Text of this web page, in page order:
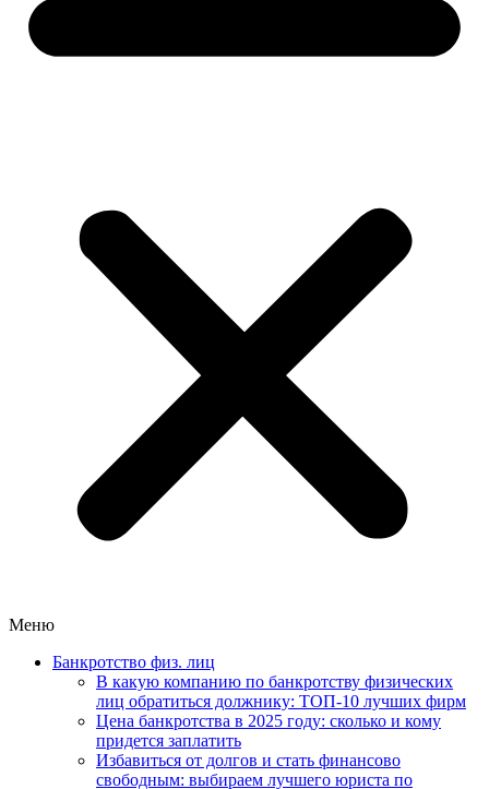
Меню
Банкротство физ. лиц
В какую компанию по банкротству физических
лиц обратиться должнику: ТОП-10 лучших фирм
Цена банкротства в 2025 году: сколько и кому
придется заплатить
Избавиться от долгов и стать финансово
свободным: выбираем лучшего юриста по